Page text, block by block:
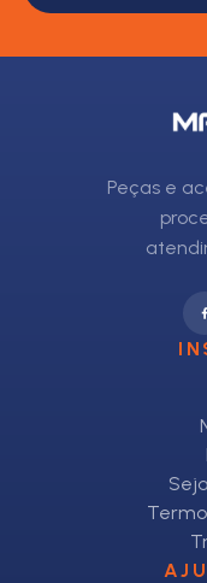
Peças e